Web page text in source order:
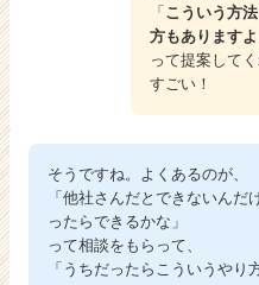
「 こういう方
方もありますよ
って提案して
すごい！
そうですね。よくあるのが、
「他社さんだとできないんだ
ったらできるかな」
って相談をもらって、
「うちだったらこういうやり